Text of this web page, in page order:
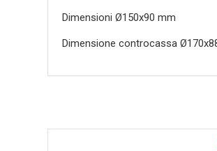
Dimensioni Ø150x90 mm
Dimensione controcassa